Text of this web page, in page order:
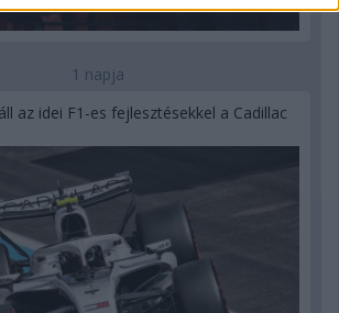
1 napja
az idei F1-es fejlesztésekkel a Cadillac